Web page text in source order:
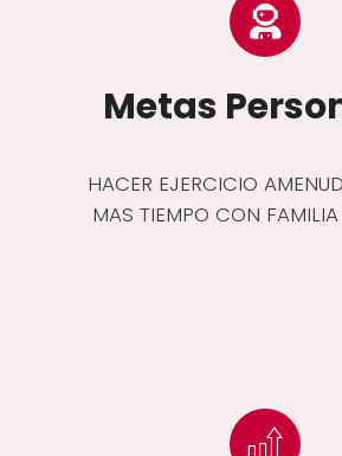
Metas
HACER EJERCICIO
MAS TIEMPO CON